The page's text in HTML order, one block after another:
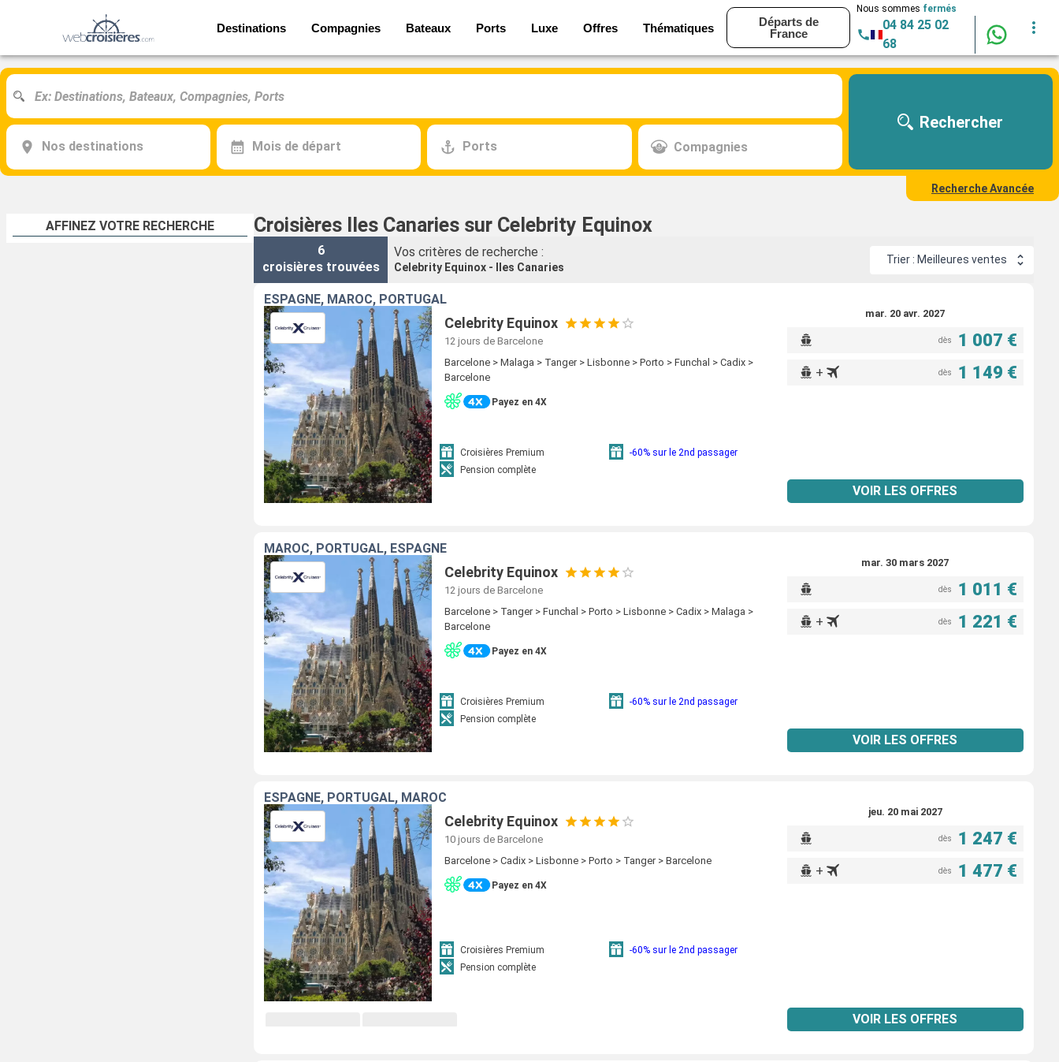
Destinations Compagnies Bateaux Ports Luxe Offres Thématiques
Départs de
France
Nous sommes fermés
04 84 25 02
68
Nos destinations Mois de départ Ports Compagnies
Rechercher
Recherche Avancée
AFFINEZ VOTRE RECHERCHE Croisières Iles Canaries sur Celebrity Equinox
6
croisières trouvées
Vos critères de recherche :
Celebrity Equinox - Iles Canaries
Trier : Meilleures ventes
ESPAGNE, MAROC, PORTUGAL
Celebrity Equinox
12 jours de Barcelone
Barcelone > Malaga > Tanger > Lisbonne > Porto > Funchal > Cadix >
Barcelone
Payez en 4X
Croisières Premium
-60% sur le 2nd passager
Pension complète
mar. 20 avr. 2027
dès 1 007 €
+ dès 1 149 €
VOIR LES OFFRES
MAROC, PORTUGAL, ESPAGNE
Celebrity Equinox
12 jours de Barcelone
Barcelone > Tanger > Funchal > Porto > Lisbonne > Cadix > Malaga >
Barcelone
Payez en 4X
Croisières Premium
-60% sur le 2nd passager
Pension complète
mar. 30 mars 2027
dès 1 011 €
+ dès 1 221 €
VOIR LES OFFRES
ESPAGNE, PORTUGAL, MAROC
Celebrity Equinox
10 jours de Barcelone
Barcelone > Cadix > Lisbonne > Porto > Tanger > Barcelone
Payez en 4X
Croisières Premium
-60% sur le 2nd passager
Pension complète
jeu. 20 mai 2027
dès 1 247 €
+ dès 1 477 €
VOIR LES OFFRES